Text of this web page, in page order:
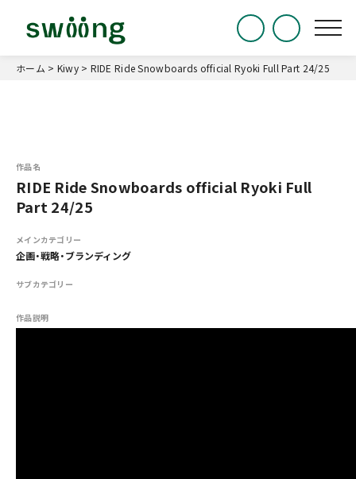
ホーム > Kiwy> RIDE Ride Snowboards official Ryoki Full Part 24/25
作品名
RIDE Ride Snowboards official Ryoki Full
Part 24/25
メインカテゴリー
企画・戦略・ブランディング
サブカテゴリー
作品説明